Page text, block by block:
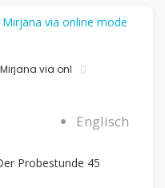
via onl
Englisch
Probestunde 45